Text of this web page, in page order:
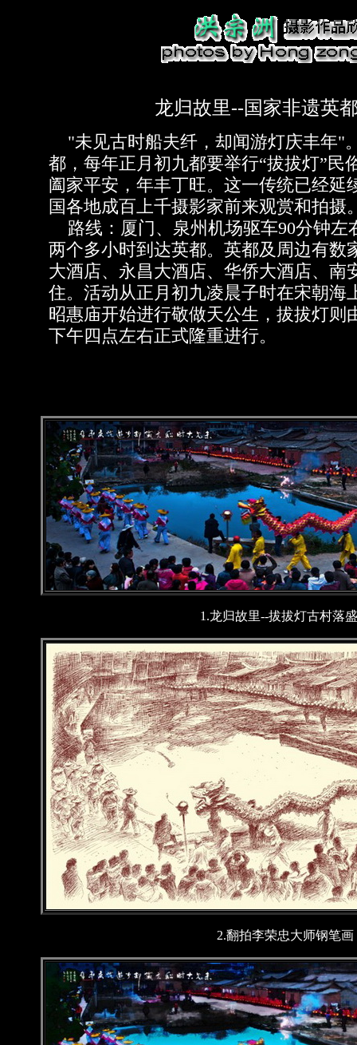
龙归故里--国家非遗英
"未见古时船夫纤，却闻游灯庆丰年"
都，每年正月初九都要举行“拔拔灯”民
阖家平安，年丰丁旺。这一传统已经延
国各地成百上千摄影家前来观赏和拍摄
路线：厦门、泉州机场驱车90分钟左
两个多小时到达英都。英都及周边有数
大酒店、永昌大酒店、华侨大酒店、南
住。活动从正月初九凌晨子时在宋朝海
昭惠庙开始进行敬做天公生，拔拔灯则
下午四点左右正式隆重进行。
1.龙归故里--拔拔灯古村落
2.翻拍李荣忠大师钢笔画